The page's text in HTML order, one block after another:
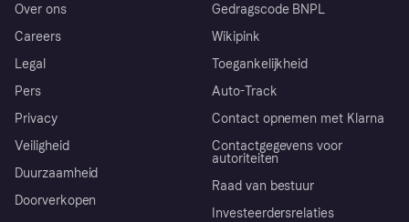
Over ons
Careers
Legal
Pers
Privacy
Veiligheid
Duurzaamheid
Doorverkopen
Gedragscode BNPL
Wikipink
Toegankelijkheid
Auto-Track
Contact opnemen met Klarna
Contactgegevens voor
autoriteiten
Raad van bestuur
Investeerdersrelaties